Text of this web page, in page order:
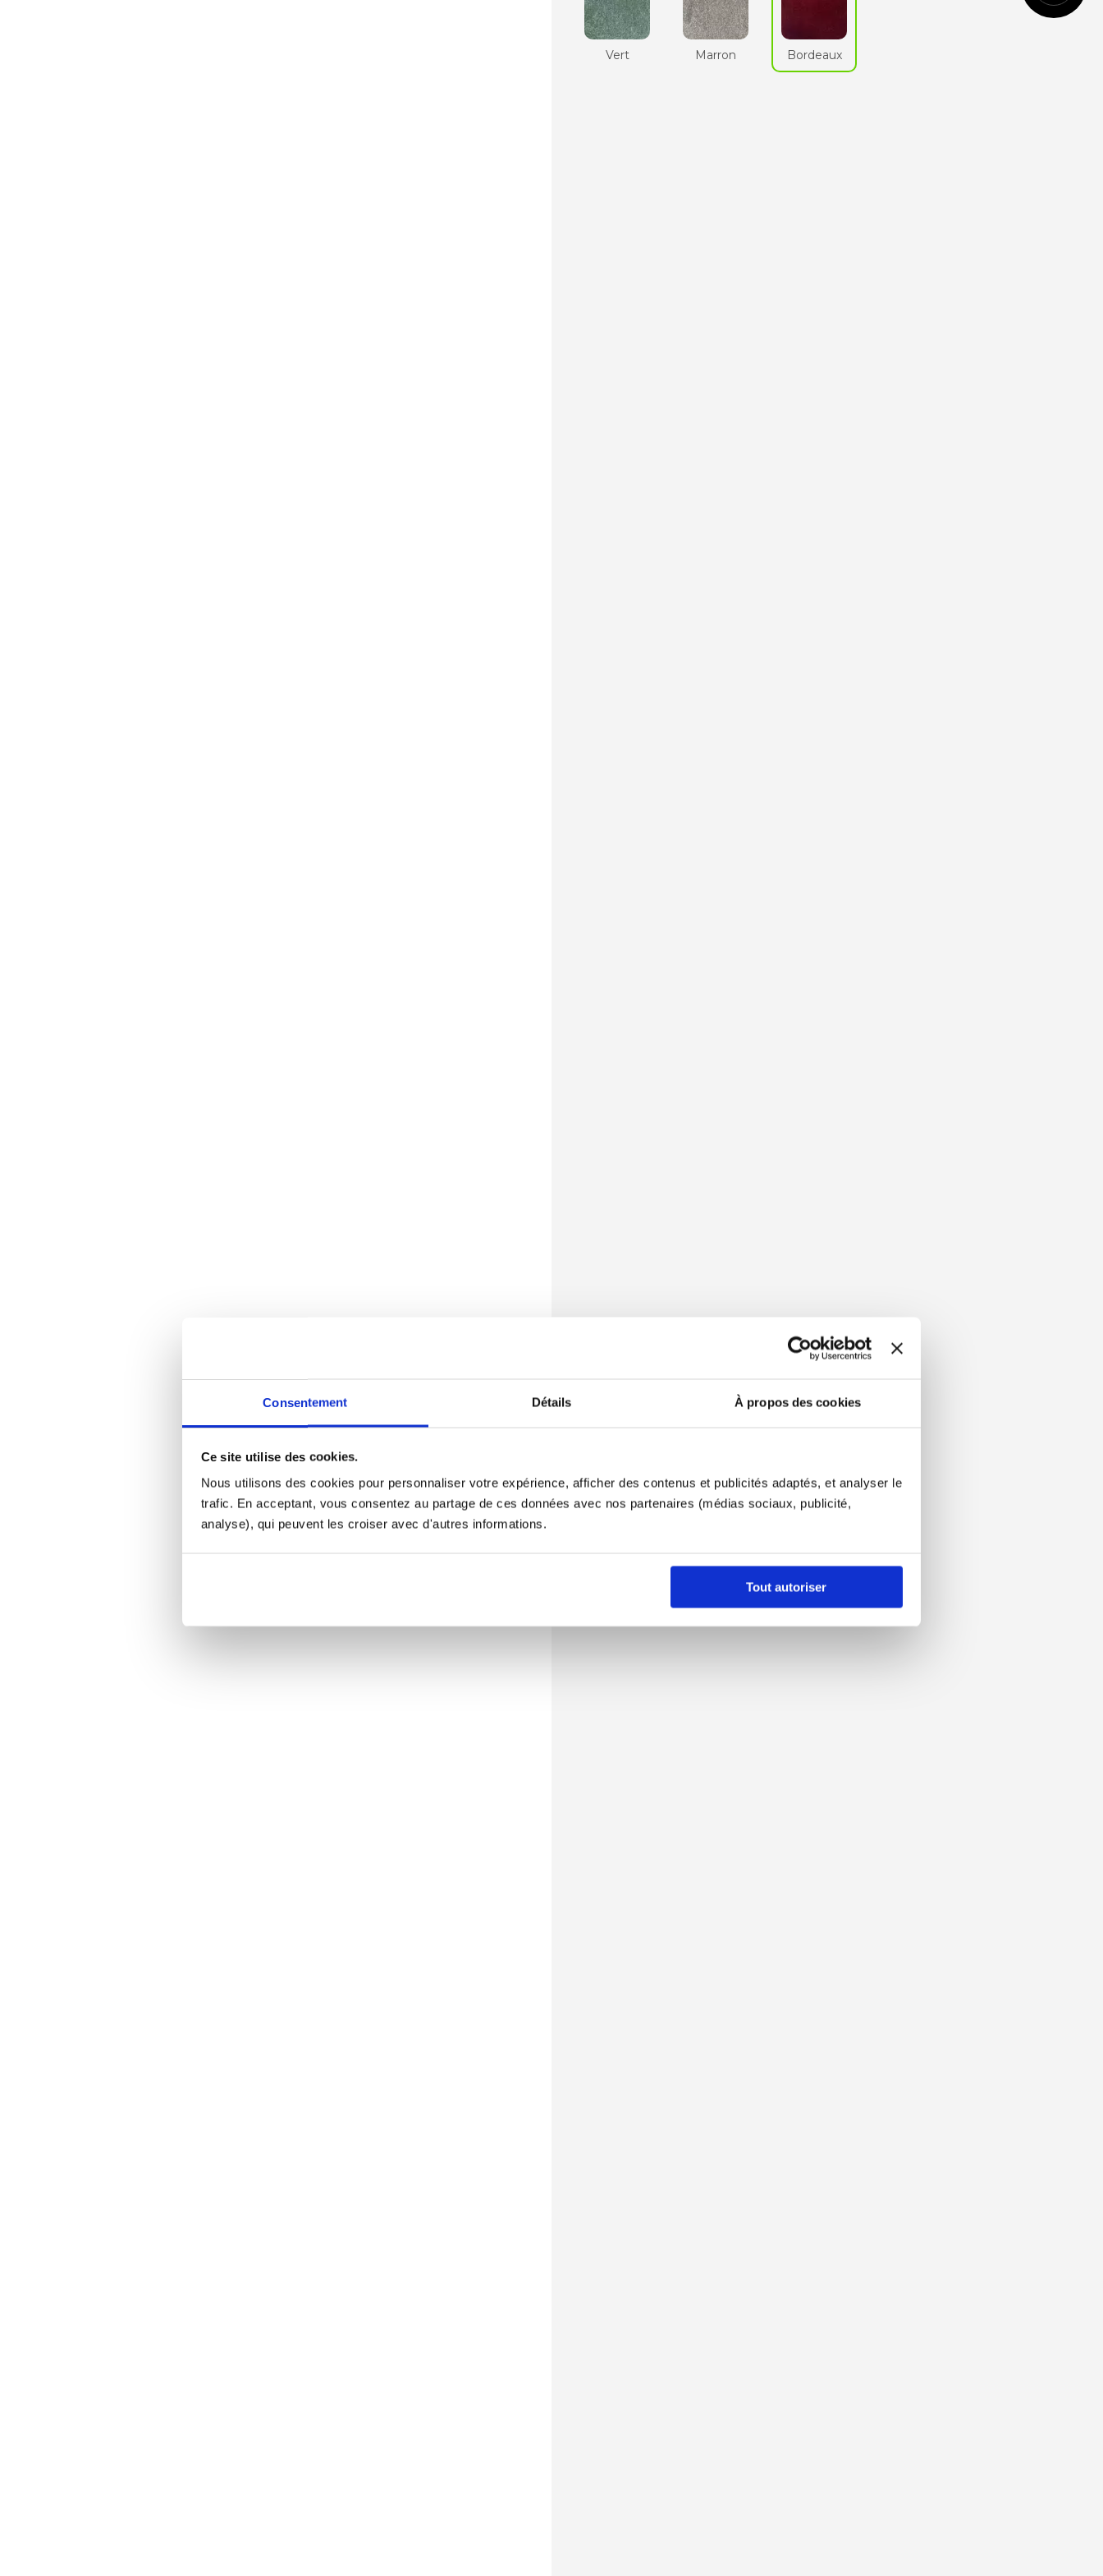
Consentement Détails À propos des cookies
Ce site utilise des cookies.
Nous utilisons des cookies pour personnaliser votre expérience, afficher des contenus et publicités adaptés, et analyser le
trafic. En acceptant, vous consentez au partage de ces données avec nos partenaires (médias sociaux, publicité,
analyse), qui peuvent les croiser avec d'autres informations.
Tout autoriser
Vert Marron Bordeaux